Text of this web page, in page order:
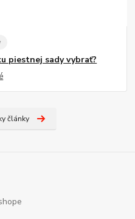
piestnej sady vybrať?
články